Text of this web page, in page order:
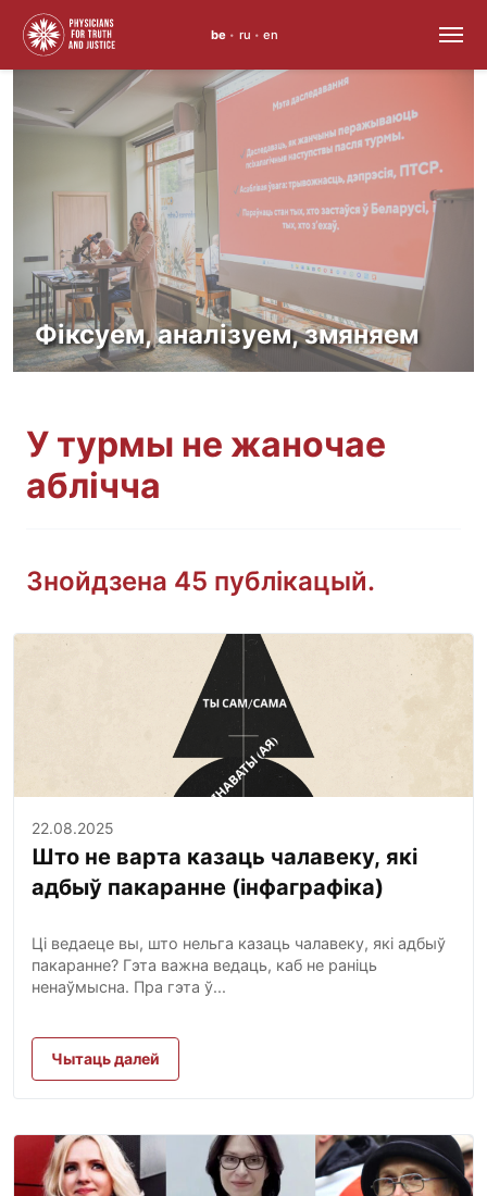
да
змесціва
be • ru • en
Фіксуем, аналізуем, змяняем
У турмы не жаночае
аблічча
Знойдзена 45 публікацый.
22.08.2025
Што не варта казаць чалавеку, які
адбыў пакаранне (інфаграфіка)
Ці ведаеце вы, што нельга казаць чалавеку, які адбыў
пакаранне? Гэта важна ведаць, каб не раніць
ненаўмысна. Пра гэта ў...
Чытаць далей